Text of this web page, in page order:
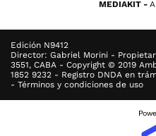
MEDIAKIT
Edición N9412
Director: Gabriel Morini -
3551, CABA - Copyright © 2019
1852 9232 - Registro DNDA en
- Términos y condiciones de uso